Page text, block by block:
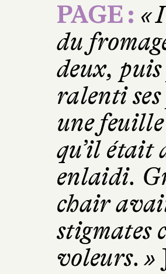
PAGE : «
du
deux,
ralenti
une
qu’il était
enlaidi.
chair
stigmates
voleurs. »